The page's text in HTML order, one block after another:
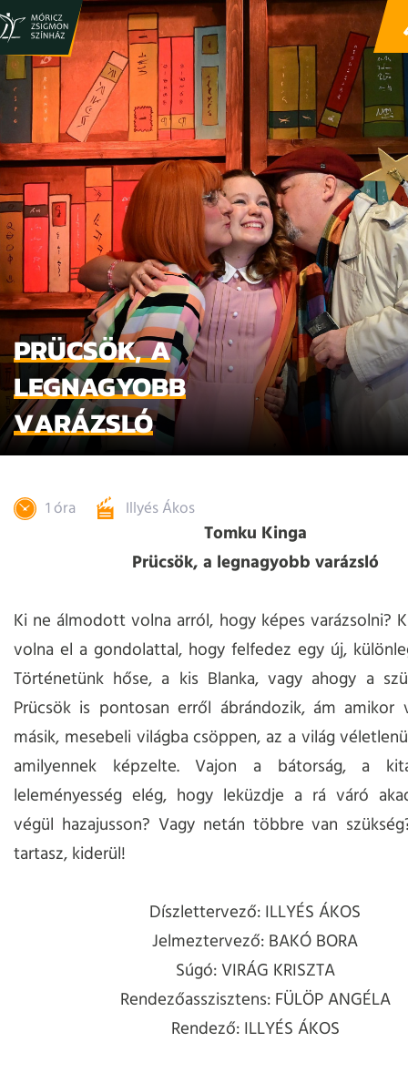
PRÜCSÖK, A
LEGNAGYOBB
VARÁZSLÓ
1 óra Illyés Ákos
Tomku Kinga
Prücsök, a legnagyobb varázsló
Ki ne álmodott volna arról, hogy képes varázsolni?
volna el a gondolattal, hogy felfedez egy új,
Történetünk hőse, a kis Blanka, vagy ahogy a
Prücsök is pontosan erről ábrándozik, ám amikor
másik, mesebeli világba csöppen, az a világ
amilyennek képzelte. Vajon a bátorság, a
leleményesség elég, hogy leküzdje a rá váró
végül hazajusson? Vagy netán többre van
tartasz, kiderül!
Díszlettervező: ILLYÉS ÁKOS
Jelmeztervező: BAKÓ BORA
Súgó: VIRÁG KRISZTA
Rendezőasszisztens: FÜLÖP ANGÉLA
Rendező: ILLYÉS ÁKOS